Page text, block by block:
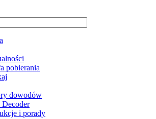
pobierania
dowodów
i porady